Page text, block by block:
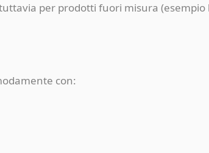
per prodotti fuori misura
con: